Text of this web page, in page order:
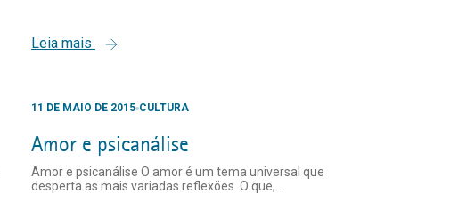
Leia mais
11 DE MAIO DE 2015 CULTURA
Amor e psicanálise
Amor e psicanálise O amor é um tema universal que
desperta as mais variadas reflexões. O que,...